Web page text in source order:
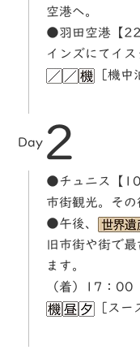
空港へ。
●羽田空港【
インズにてイス
［機中
Day 2
●チュニス【
市街観光。その
●午後、
旧市街や街で
ます。
（着）17：00
［スー